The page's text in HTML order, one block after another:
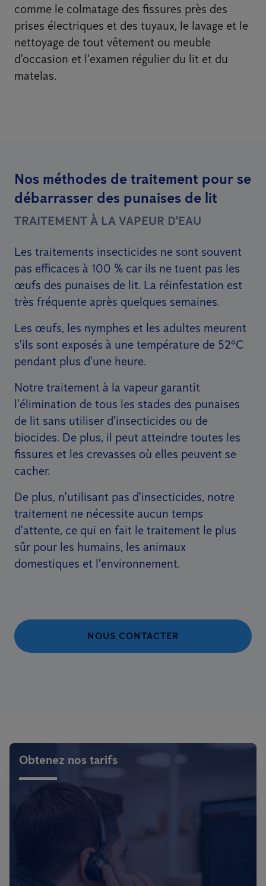
comme le colmatage des fissures près des
prises électriques et des tuyaux, le lavage et le
nettoyage de tout vêtement ou meuble
d'occasion et l'examen régulier du lit et du
matelas.
Nos méthodes de traitement pour se
débarrasser des punaises de lit
TRAITEMENT À LA VAPEUR D'EAU
Les traitements insecticides ne sont souvent
pas efficaces à 100 % car ils ne tuent pas les
œufs des punaises de lit. La réinfestation est
très fréquente après quelques semaines.
Les œufs, les nymphes et les adultes meurent
s'ils sont exposés à une température de 52ºC
pendant plus d'une heure.
Notre traitement à la vapeur garantit
l'élimination de tous les stades des punaises
de lit sans utiliser d'insecticides ou de
biocides. De plus, il peut atteindre toutes les
fissures et les crevasses où elles peuvent se
cacher.
De plus, n'utilisant pas d'insecticides, notre
traitement ne nécessite aucun temps
d'attente, ce qui en fait le traitement le plus
sûr pour les humains, les animaux
domestiques et l'environnement.
NOUS CONTACTER
Obtenez nos tarifs